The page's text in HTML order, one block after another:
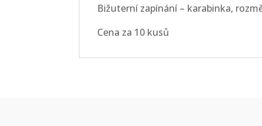
Bižuterní zapínání – karabinka,
Cena za 10 kusů